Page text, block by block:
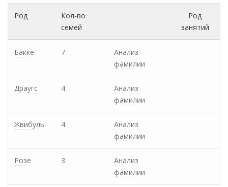
Род
Кол-во
семей
Род
занятий
Бакке 7
Анализ
фамилии
Драугс 4
Анализ
фамилии
Жвибуль 4
Анализ
фамилии
Розе 3
Анализ
фамилии